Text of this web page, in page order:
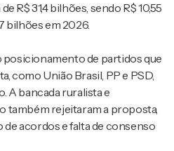
R$ 31,4 bilhões, sendo R$ 10,55
bilhões em 2026.
posicionamento de partidos que
como União Brasil, PP e PSD,
A bancada ruralista e
também rejeitaram a proposta,
acordos e falta de consenso